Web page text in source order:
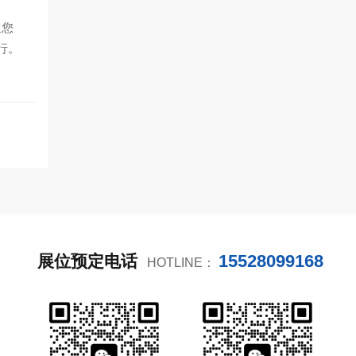
展位预定电话 HOTLINE： 15528099168